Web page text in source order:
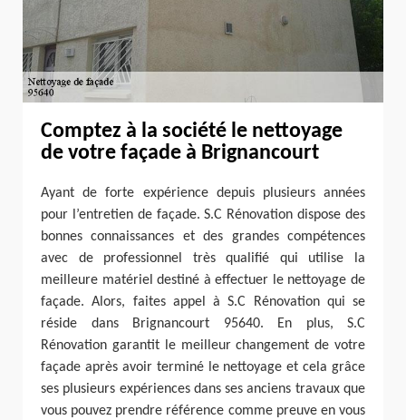
Comptez à la société le nettoyage
de votre façade à Brignancourt
Ayant de forte expérience depuis plusieurs années
pour l’entretien de façade. S.C Rénovation dispose des
bonnes connaissances et des grandes compétences
avec de professionnel très qualifié qui utilise la
meilleure matériel destiné à effectuer le nettoyage de
façade. Alors, faites appel à S.C Rénovation qui se
réside dans Brignancourt 95640. En plus, S.C
Rénovation garantit le meilleur changement de votre
façade après avoir terminé le nettoyage et cela grâce
ses plusieurs expériences dans ses anciens travaux que
vous pouvez prendre référence comme preuve en vous